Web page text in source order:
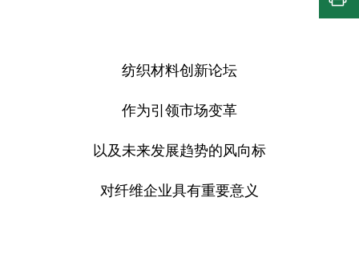
纺织材料创新论坛
作为引领市场变革
以及未来发展趋势的风向标
对纤维企业具有重要意义